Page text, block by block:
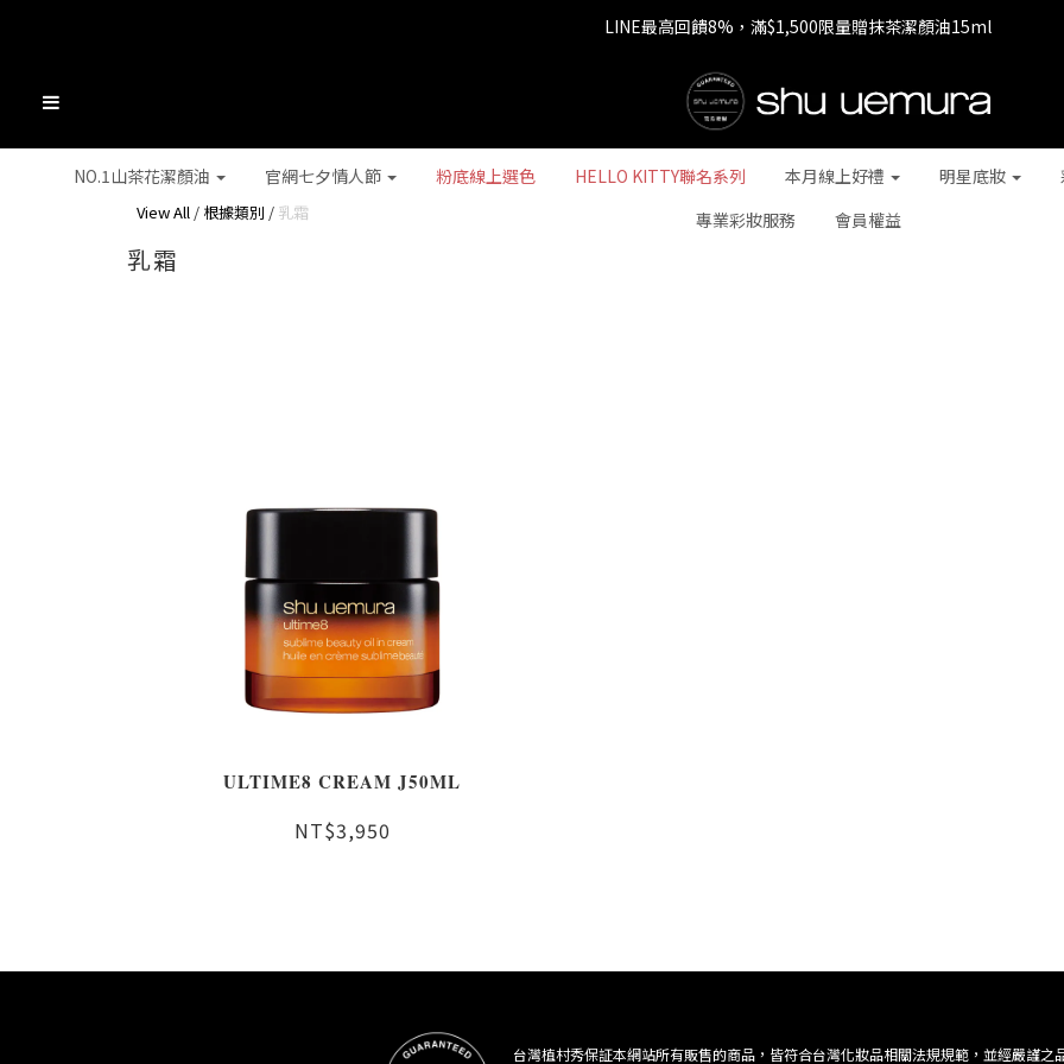
七夕情人節 全站9折，下單享免運+贈$200回購金
LINE最高回饋8%，滿$1,500限量贈抹茶潔顏油15ml
七夕情人節 全站9折，下單享免運+贈$200回購金
NO.1山茶花潔顏油 官網七夕情人節 粉底線上選色 HELLO KITTY聯名系列 本月線上好禮 明星底妝
專業彩妝服務
會員權益
View All / 根據類別 / 乳霜
乳霜
ULTIME8 CREAM J50ML
NT$3,950
台灣植村秀保証本網站所有販售的商品，皆符合台灣化妝品相關法規規範，並經嚴謹之